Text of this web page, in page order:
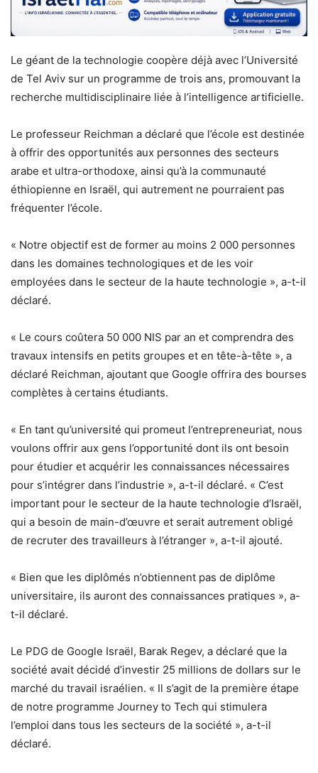
Le géant de la technologie coopère déjà avec l’Université
de Tel Aviv sur un programme de trois ans, promouvant la
recherche multidisciplinaire liée à l’intelligence artificielle.
Le professeur Reichman a déclaré que l’école est destinée
à offrir des opportunités aux personnes des secteurs
arabe et ultra-orthodoxe, ainsi qu’à la communauté
éthiopienne en Israël, qui autrement ne pourraient pas
fréquenter l’école.
« Notre objectif est de former au moins 2 000 personnes
dans les domaines technologiques et de les voir
employées dans le secteur de la haute technologie », a-t-il
déclaré.
« Le cours coûtera 50 000 NIS par an et comprendra des
travaux intensifs en petits groupes et en tête-à-tête », a
déclaré Reichman, ajoutant que Google offrira des bourses
complètes à certains étudiants.
« En tant qu’université qui promeut l’entrepreneuriat, nous
voulons offrir aux gens l’opportunité dont ils ont besoin
pour étudier et acquérir les connaissances nécessaires
pour s’intégrer dans l’industrie », a-t-il déclaré. « C’est
important pour le secteur de la haute technologie d’Israël,
qui a besoin de main-d’œuvre et serait autrement obligé
de recruter des travailleurs à l’étranger », a-t-il ajouté.
« Bien que les diplômés n’obtiennent pas de diplôme
universitaire, ils auront des connaissances pratiques », a-
t-il déclaré.
Le PDG de Google Israël, Barak Regev, a déclaré que la
société avait décidé d’investir 25 millions de dollars sur le
marché du travail israélien. « Il s’agit de la première étape
de notre programme Journey to Tech qui stimulera
l’emploi dans tous les secteurs de la société », a-t-il
déclaré.